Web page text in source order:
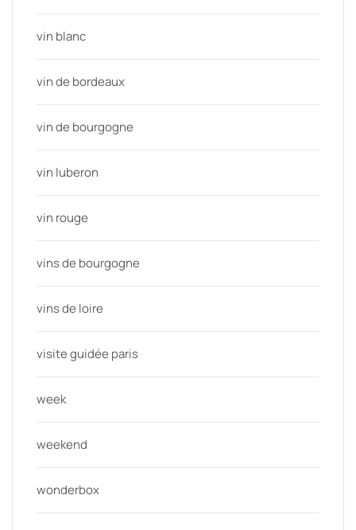
vin blanc
vin de bordeaux
vin de bourgogne
vin luberon
vin rouge
vins de bourgogne
vins de loire
visite guidée paris
week
weekend
wonderbox